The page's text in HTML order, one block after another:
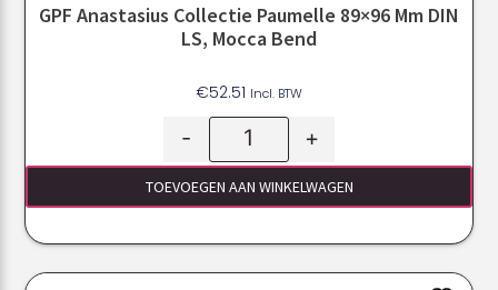
GPF Anastasius Collectie Paumelle 89×96 Mm DIN
LS, Mocca Bend
€52.51 Incl. BTW
- +
TOEVOEGEN AAN WINKELWAGEN